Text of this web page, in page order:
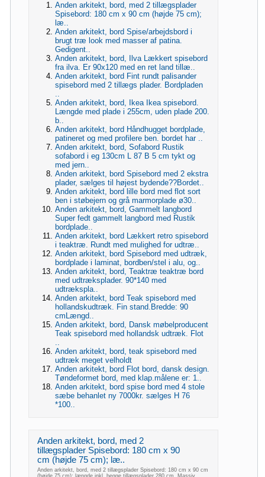
Anden arkitekt, bord, med 2 tillægsplader
Spisebord: 180 cm x 90 cm (højde 75 cm);
læ..
Anden arkitekt, bord Spise/arbejdsbord i
brugt træ look med masser af patina.
Gedigent..
Anden arkitekt, bord, Ilva Lækkert spisebord
fra ilva. Er 90x120 med en ret land tillæ..
Anden arkitekt, bord Fint rundt palisander
spisebord med 2 tillægs plader. Bordpladen
..
Anden arkitekt, bord, Ikea Ikea spisebord.
Længde med plade i 255cm, uden plade 200.
b..
Anden arkitekt, bord Håndhugget bordplade,
patineret og med profilere ben. bordet har ..
Anden arkitekt, bord, Sofabord Rustik
sofabord i eg 130cm L 87 B 5 cm tykt og
med jern..
Anden arkitekt, bord Spisebord med 2 ekstra
plader, sælges til højest bydende??Bordet..
Anden arkitekt, bord lille bord med flot sort
ben i støbejern og grå marmorplade ø30..
Anden arkitekt, bord, Gammelt langbord
Super fedt gammelt langbord med Rustik
bordplade..
Anden arkitekt, bord Lækkert retro spisebord
i teaktræ. Rundt med mulighed for udtræ..
Anden arkitekt, bord Spisebord med udtræk,
bordplade i laminat, bordben/stel i alu, og..
Anden arkitekt, bord, Teaktræ teaktræ bord
med udtræksplader. 90*140 med
udtrækspla..
Anden arkitekt, bord Teak spisebord med
hollandskudtræk. Fin stand.Bredde: 90
cmLængd..
Anden arkitekt, bord, Dansk møbelproducent
Teak spisebord med hollandsk udtræk. Flot
..
Anden arkitekt, bord, teak spisebord med
udtræk meget velholdt
Anden arkitekt, bord Flot bord, dansk design.
Tøndeformet bord, med klap.målene er: 1..
Anden arkitekt, bord spise bord med 4 stole
sæbe behanlet ny 7000kr. sælges H 76
*100..
Anden arkitekt, bord, med 2
tillægsplader Spisebord: 180 cm x 90
cm (højde 75 cm); læ..
Anden arkitekt, bord, med 2 tillægsplader Spisebord: 180 cm x 90 cm